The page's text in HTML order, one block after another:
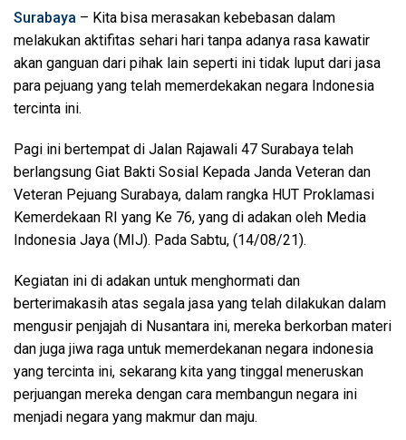
Surabaya – Kita bisa merasakan kebebasan dalam
melakukan aktifitas sehari hari tanpa adanya rasa kawatir
akan ganguan dari pihak lain seperti ini tidak luput dari jasa
para pejuang yang telah memerdekakan negara Indonesia
tercinta ini.
Pagi ini bertempat di Jalan Rajawali 47 Surabaya telah
berlangsung Giat Bakti Sosial Kepada Janda Veteran dan
Veteran Pejuang Surabaya, dalam rangka HUT Proklamasi
Kemerdekaan RI yang Ke 76, yang di adakan oleh Media
Indonesia Jaya (MIJ). Pada Sabtu, (14/08/21).
Kegiatan ini di adakan untuk menghormati dan
berterimakasih atas segala jasa yang telah dilakukan dalam
mengusir penjajah di Nusantara ini, mereka berkorban materi
dan juga jiwa raga untuk memerdekanan negara indonesia
yang tercinta ini, sekarang kita yang tinggal meneruskan
perjuangan mereka dengan cara membangun negara ini
menjadi negara yang makmur dan maju.